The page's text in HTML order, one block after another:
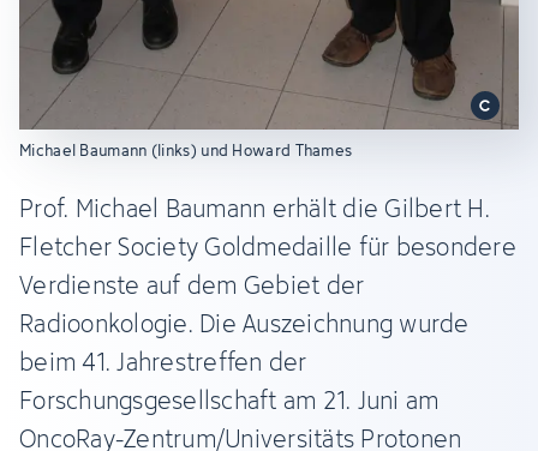
Michael Baumann (links) und Howard Thames
Prof. Michael Baumann erhält die Gilbert H.
Fletcher Society Goldmedaille für besondere
Verdienste auf dem Gebiet der
Radioonkologie. Die Auszeichnung wurde
beim 41. Jahrestreffen der
Forschungsgesellschaft am 21. Juni am
OncoRay-Zentrum/Universitäts Protonen